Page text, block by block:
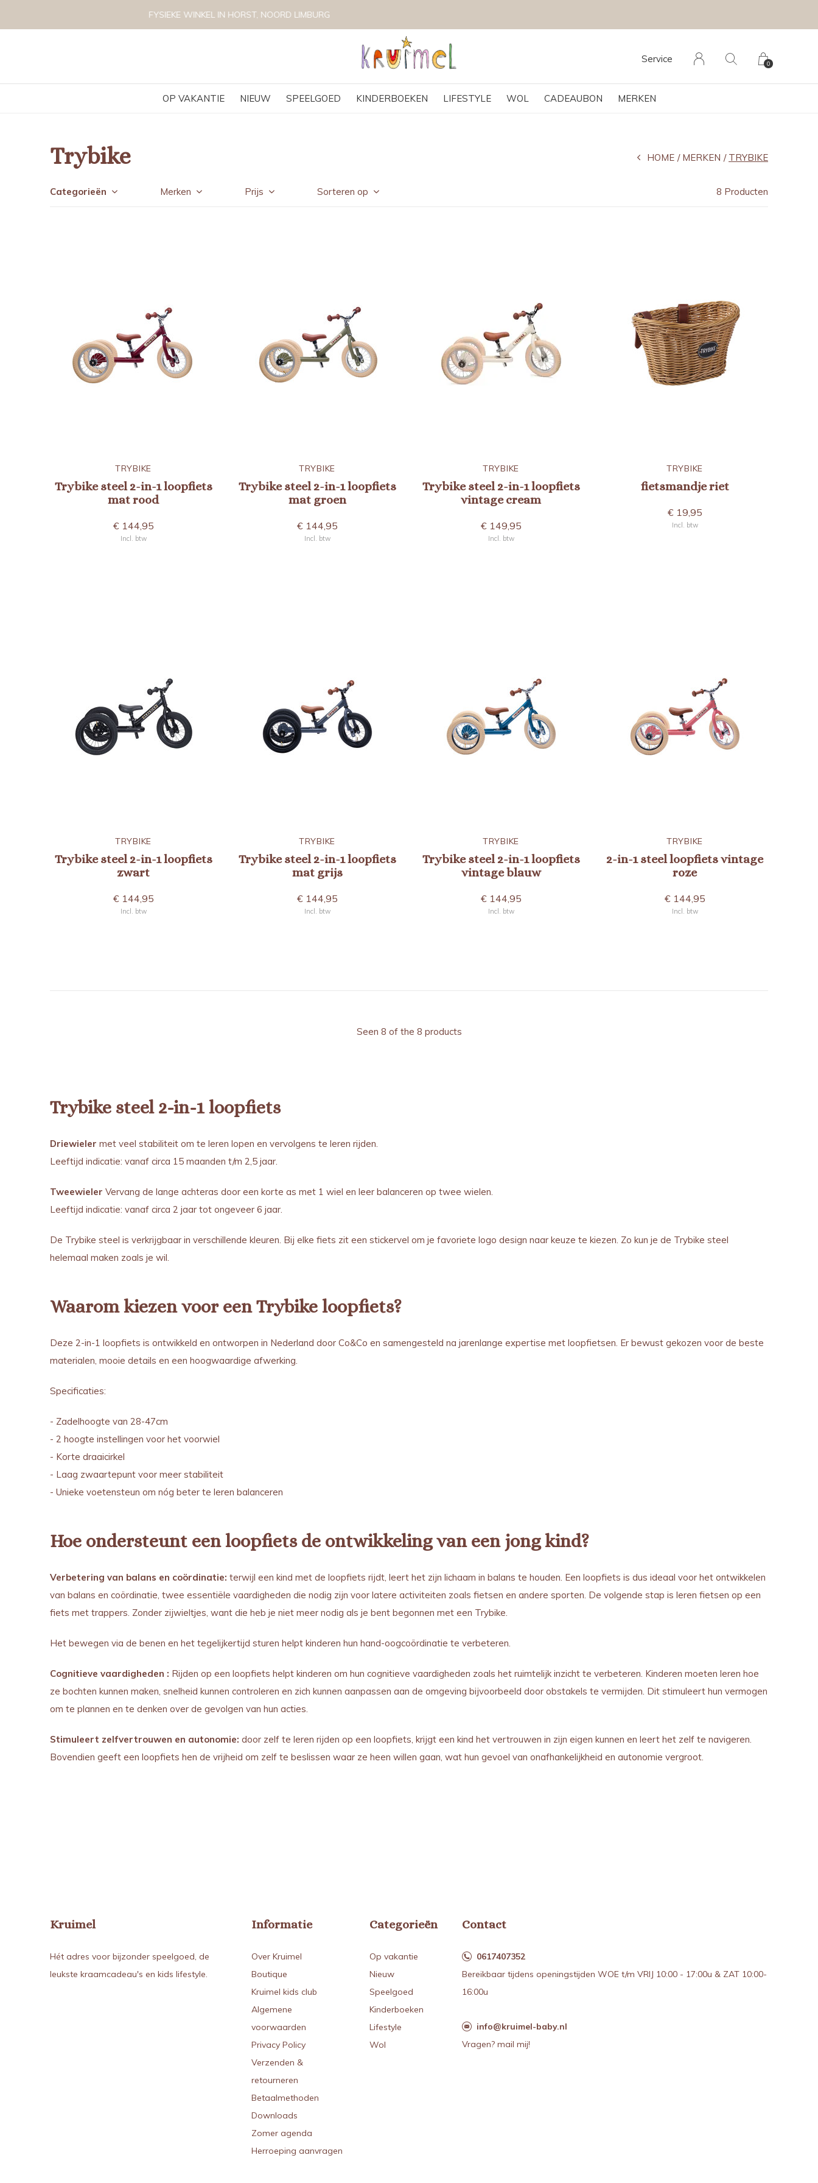
OP VAKANTIE NIEUW SPEELGOED KINDERBOEKEN LIFESTYLE WOL CADEAUBON MERKEN
Service 0
VOLG KRUIMEL VIA INSTAGRAM @KRUIMELKIDSBOUTIQUE
Trybike HOME MERKEN TRYBIKE
Categorieën Merken Prijs Sorteren op 8 Producten
TRYBIKE
Trybike steel 2-in-1 loopfiets
mat rood
€ 144,95
Incl. btw
TRYBIKE
Trybike steel 2-in-1 loopfiets
mat groen
€ 144,95
Incl. btw
TRYBIKE
Trybike steel 2-in-1 loopfiets
vintage cream
€ 149,95
Incl. btw
TRYBIKE
fietsmandje riet
€ 19,95
Incl. btw
TRYBIKE
Trybike steel 2-in-1 loopfiets
zwart
€ 144,95
Incl. btw
TRYBIKE
Trybike steel 2-in-1 loopfiets
mat grijs
€ 144,95
Incl. btw
TRYBIKE
Trybike steel 2-in-1 loopfiets
vintage blauw
€ 144,95
Incl. btw
TRYBIKE
2-in-1 steel loopfiets vintage
roze
€ 144,95
Incl. btw
Seen 8 of the 8 products
Trybike steel 2-in-1 loopfiets
Driewieler met veel stabiliteit om te leren lopen en vervolgens te leren rijden.
Leeftijd indicatie: vanaf circa 15 maanden t/m 2,5 jaar.
Tweewieler Vervang de lange achteras door een korte as met 1 wiel en leer balanceren op twee wielen.
Leeftijd indicatie: vanaf circa 2 jaar tot ongeveer 6 jaar.
De Trybike steel is verkrijgbaar in verschillende kleuren. Bij elke fiets zit een stickervel om je favoriete logo design naar keuze te kiezen. Zo kun je de Trybike steel
helemaal maken zoals je wil.
Waarom kiezen voor een Trybike loopfiets?
Deze 2-in-1 loopfiets is ontwikkeld en ontworpen in Nederland door Co&Co en samengesteld na jarenlange expertise met loopfietsen. Er bewust gekozen voor de beste
materialen, mooie details en een hoogwaardige afwerking.
Specificaties:
- Zadelhoogte van 28-47cm
- 2 hoogte instellingen voor het voorwiel
- Korte draaicirkel
- Laag zwaartepunt voor meer stabiliteit
- Unieke voetensteun om nóg beter te leren balanceren
Hoe ondersteunt een loopfiets de ontwikkeling van een jong kind?
Verbetering van balans en coördinatie: terwijl een kind met de loopfiets rijdt, leert het zijn lichaam in balans te houden. Een loopfiets is dus ideaal voor het ontwikkelen
van balans en coördinatie, twee essentiële vaardigheden die nodig zijn voor latere activiteiten zoals fietsen en andere sporten. De volgende stap is leren fietsen op een
fiets met trappers. Zonder zijwieltjes, want die heb je niet meer nodig als je bent begonnen met een Trybike.
Het bewegen via de benen en het tegelijkertijd sturen helpt kinderen hun hand-oogcoördinatie te verbeteren.
Cognitieve vaardigheden : Rijden op een loopfiets helpt kinderen om hun cognitieve vaardigheden zoals het ruimtelijk inzicht te verbeteren. Kinderen moeten leren hoe
ze bochten kunnen maken, snelheid kunnen controleren en zich kunnen aanpassen aan de omgeving bijvoorbeeld door obstakels te vermijden. Dit stimuleert hun vermogen
om te plannen en te denken over de gevolgen van hun acties.
Stimuleert zelfvertrouwen en autonomie: door zelf te leren rijden op een loopfiets, krijgt een kind het vertrouwen in zijn eigen kunnen en leert het zelf te navigeren.
Bovendien geeft een loopfiets hen de vrijheid om zelf te beslissen waar ze heen willen gaan, wat hun gevoel van onafhankelijkheid en autonomie vergroot.
Kruimel
Hét adres voor bijzonder speelgoed, de
leukste kraamcadeau's en kids lifestyle.
Informatie
Over Kruimel
Boutique
Kruimel kids club
Algemene
voorwaarden
Privacy Policy
Verzenden &
retourneren
Betaalmethoden
Downloads
Zomer agenda
Herroeping aanvragen
Categorieën
Op vakantie
Nieuw
Speelgoed
Kinderboeken
Lifestyle
Wol
Contact
0617407352
Bereikbaar tijdens openingstijden WOE t/m VRIJ 10:00 - 17:00u & ZAT 10:00-
16:00u
info@kruimel-baby.nl
Vragen? mail mij!